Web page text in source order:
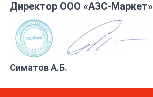
Насос КМ 50
Директор ООО «АЗС-Маркет»
Симатов А.Б.